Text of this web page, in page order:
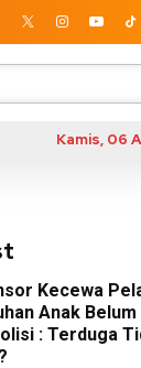
Kamis, 06
Kecewa
Anak Belum
: Terduga